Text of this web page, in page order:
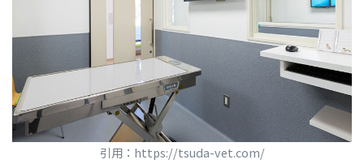
引用：https://tsuda-vet.com/